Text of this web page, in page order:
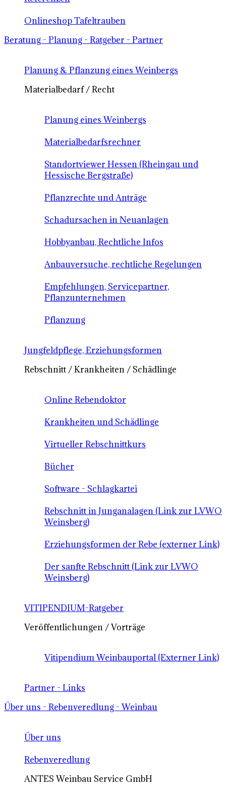
Onlineshop Tafeltrauben
Beratung - Planung - Ratgeber - Partner
Planung & Pflanzung eines Weinbergs
Materialbedarf / Recht
Planung eines Weinbergs
Materialbedarfsrechner
Standortviewer Hessen (Rheingau und
Hessische Bergstraße)
Pflanzrechte und Anträge
Schadursachen in Neuanlagen
Hobbyanbau, Rechtliche Infos
Anbauversuche, rechtliche Regelungen
Empfehlungen, Servicepartner,
Pflanzunternehmen
Pflanzung
Jungfeldpflege, Erziehungsformen
Rebschnitt / Krankheiten / Schädlinge
Online Rebendoktor
Krankheiten und Schädlinge
Virtueller Rebschnittkurs
Bücher
Software - Schlagkartei
Rebschnitt in Junganalagen (Link zur LVWO
Weinsberg)
Erziehungsformen der Rebe (externer Link)
Der sanfte Rebschnitt (Link zur LVWO
Weinsberg)
VITIPENDIUM-Ratgeber
Veröffentlichungen / Vorträge
Vitipendium Weinbauportal (Externer Link)
Partner - Links
Über uns - Rebenveredlung - Weinbau
Über uns
Rebenveredlung
ANTES Weinbau Service GmbH